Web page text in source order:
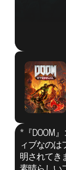
DOOM®
*『DOOM
ィブなのは
明されてき